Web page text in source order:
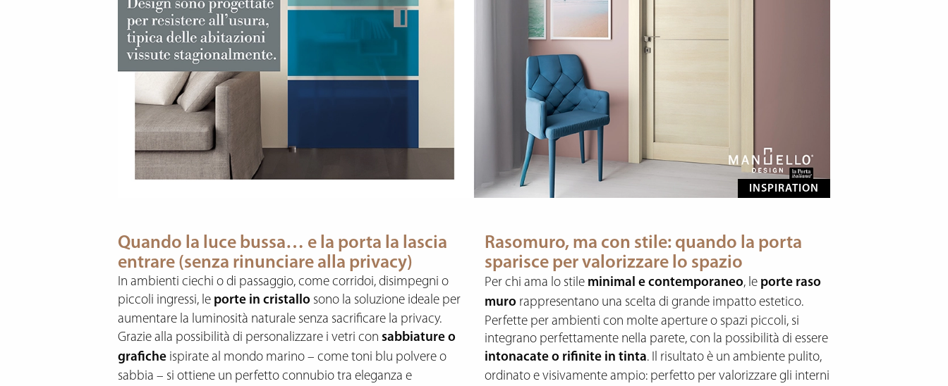
INSPIRATION
Quando la luce bussa… e la porta la lascia
entrare (senza rinunciare alla privacy)
In ambienti ciechi o di passaggio, come corridoi, disimpegni o
piccoli ingressi, le porte in cristallo sono la soluzione ideale per
aumentare la luminosità naturale senza sacrificare la privacy.
Grazie alla possibilità di personalizzare i vetri con sabbiature o
graficheispirate al mondo marino – come toni blu polvere o
sabbia – si ottiene un perfetto connubio tra eleganza e
Rasomuro, ma con stile: quando la porta
sparisce per valorizzare lo spazio
Per chi ama lo stile minimal e contemporaneo, le porte raso
muro rappresentano una scelta di grande impatto estetico.
Perfette per ambienti con molte aperture o spazi piccoli, si
integrano perfettamente nella parete, con la possibilità di essere
intonacate o rifinite in tinta. Il risultato è un ambiente pulito,
ordinato e visivamente ampio: perfetto per valorizzare gli interni